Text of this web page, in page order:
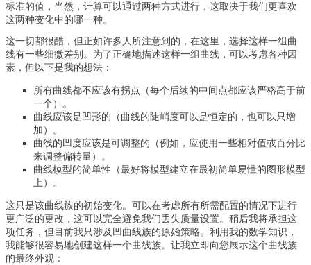
标准的值，当然，计算可以通过两种方式进行，这取决于我们更喜欢
这两种变化中的哪一种。
这一切都很酷，但正如许多人所注意到的，在这里，选择这样一组曲
线有一些细微差别。为了正确地描述这样一组曲线，可以考虑各种因
素，但以下是我的想法：
所有曲线都不应该有拐点（每个后续的中间点都应该严格高于前
一个）。
曲线应该是凹形的（曲线的陡峭度可以是恒定的，也可以只增
加）。
曲线的凹度应该是可调整的（例如，应使用一些相对值或百分比
来调整偏转量）。
曲线模型的简单性（最好将模型建立在最初简单易懂的图形模型
上）。
这只是该曲线族的初始变化。可以在考虑所有所需配置的情况下进行
更广泛的更改，这可以完全避免我们丢失质量设置。稍后我将承担这
项任务，但目前我只涉及凹曲线族的原始策略。利用我的数学知识，
我能够很容易地创建这样一个曲线族。让我立即向您展示这个曲线族
的最终外观：